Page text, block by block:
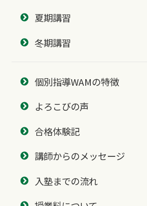
夏期講習
冬期講習
個別指導WAMの特徴
よろこびの声
合格体験記
講師からのメッセージ
入塾までの流れ